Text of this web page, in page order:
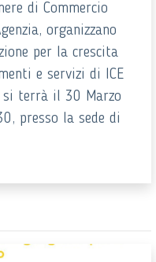
di Commercio
organizzano
per la crescita
e servizi di ICE
si terrà il 30 Marzo
presso la sede di